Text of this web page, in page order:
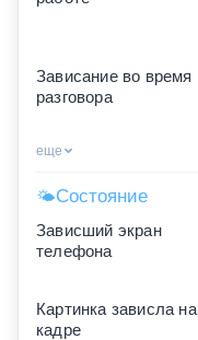
Зависание во время
разговора
еще
🌤Состояние
Зависший экран
телефона
Картинка зависла на
кадре